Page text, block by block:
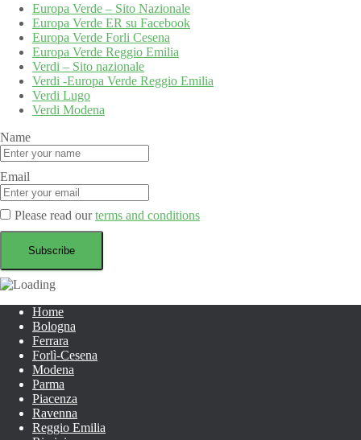
Europa Verde – Sito Nazionale
Europa Verde ER su Facebook
Europa Verde Forli Cesena
Europa Verde Reggio Emilia
Verdi – Sito nazionale
Verdi -Europa Verde Reggio Emilia
Verdi Lugo
Verdi Modena
Name
Email
Please read ourterms and conditions
Home
Bologna
Ferrara
Forlì-Cesena
Modena
Parma
Piacenza
Ravenna
Reggio Emilia